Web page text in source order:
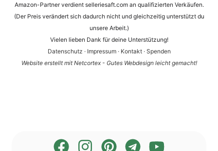
Amazon-Partner verdient selleriesaft.com an qualifizierten Verkäufen.
(Der Preis verändert sich dadurch nicht und gleichzeitig unterstützt du
unsere Arbeit.)
Vielen lieben Dank für deine Unterstützung!
Datenschutz · Impressum· Kontakt· Spenden
Website erstellt mit Netcortex - Gutes Webdesign leicht gemacht!